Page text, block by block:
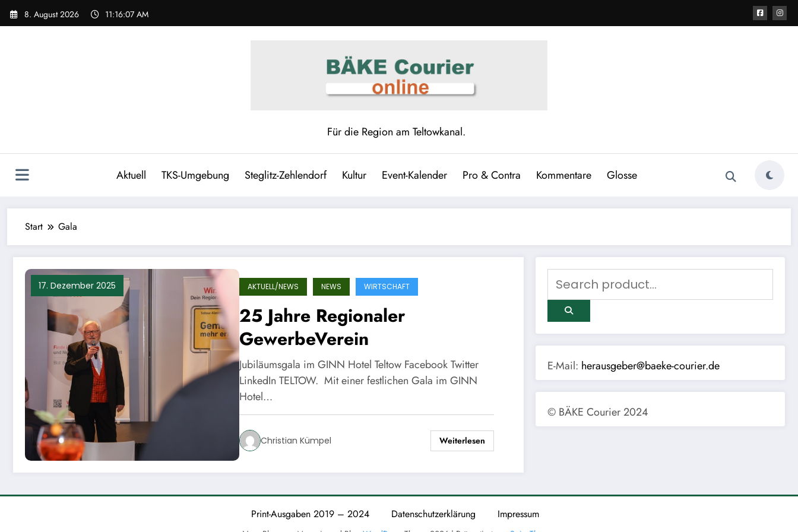
Zum
Inhalt
8. August 2026 11:16:07 AM
Für die Region am Teltowkanal.
Aktuell TKS-Umgebung Steglitz-Zehlendorf Kultur Event-Kalender Pro & Contra Kommentare Glosse
Start Gala
17. Dezember 2025 AKTUELL/NEWS NEWS WIRTSCHAFT
25 Jahre Regionaler
GewerbeVerein
Jubiläumsgala im GINN Hotel Teltow Facebook Twitter
LinkedIn TELTOW. Mit einer festlichen Gala im GINN
Hotel…
Christian Kümpel Weiterlesen
E-Mail: herausgeber@baeke-courier.de
© BÄKE Courier 2024
Print-Ausgaben 2019 – 2024 Datenschutzerklärung Impressum